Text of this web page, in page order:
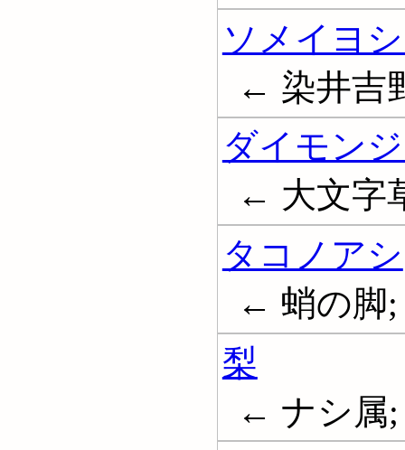
ソメイヨ
← 染井吉
ダイモン
← 大文字
タコノアシ
← 蛸の脚
梨
← ナシ属;